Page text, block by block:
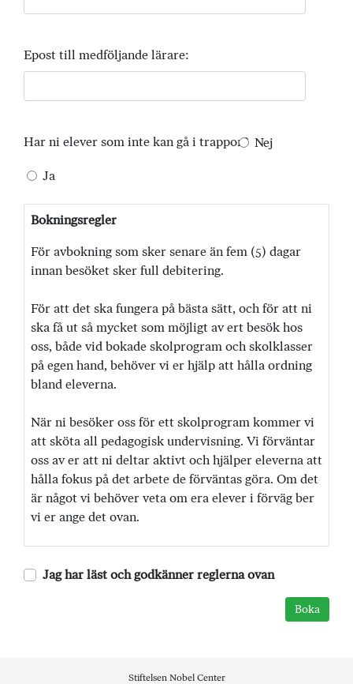
Epost till medföljande lärare:
Har ni elever som inte kan gå i trappor? Nej
Ja
Bokningsregler
För avbokning som sker senare än fem (5) dagar
innan besöket sker full debitering.
För att det ska fungera på bästa sätt, och för att ni
ska få ut så mycket som möjligt av ert besök hos
oss, både vid bokade skolprogram och skolklasser
på egen hand, behöver vi er hjälp att hålla ordning
bland eleverna.
När ni besöker oss för ett skolprogram kommer vi
att sköta all pedagogisk undervisning. Vi förväntar
oss av er att ni deltar aktivt och hjälper eleverna att
hålla fokus på det arbete de förväntas göra. Om det
är något vi behöver veta om era elever i förväg ber
vi er ange det ovan.
Jag har läst och godkänner reglerna ovan
Stiftelsen Nobel Center